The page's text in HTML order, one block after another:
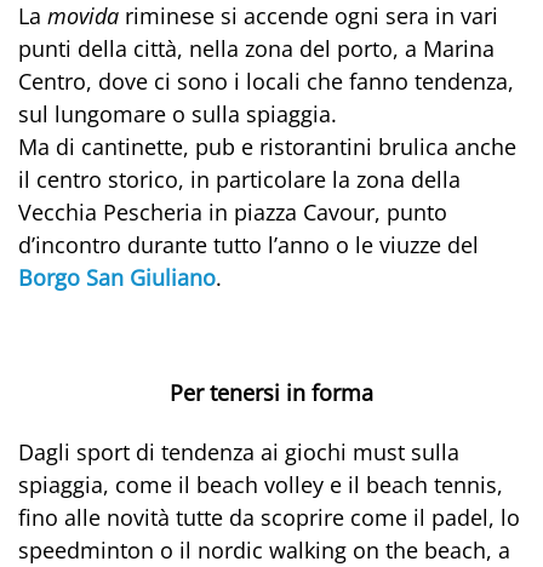
La movida riminese si accende ogni sera in vari
punti della città, nella zona del porto, a Marina
Centro, dove ci sono i locali che fanno tendenza,
sul lungomare o sulla spiaggia.
Ma di cantinette, pub e ristorantini brulica anche
il centro storico, in particolare la zona della
Vecchia Pescheria in piazza Cavour, punto
d’incontro durante tutto l’anno o le viuzze del
Borgo San Giuliano.
Per tenersi in forma
Dagli sport di tendenza ai giochi must sulla
spiaggia, come il beach volley e il beach tennis,
fino alle novità tutte da scoprire come il padel, lo
speedminton o il nordic walking on the beach, a